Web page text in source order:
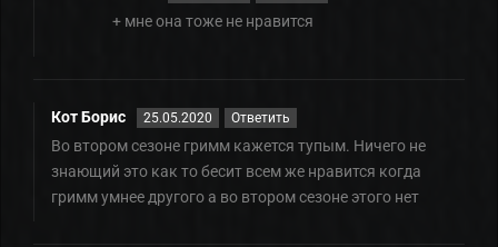
+ мне она тоже не нравится
Кот Борис 25.05.2020 Ответить
Во втором сезоне гримм кажется тупым. Ничего не
знающий это как то бесит всем же нравится когда
гримм умнее другого а во втором сезоне этого нет